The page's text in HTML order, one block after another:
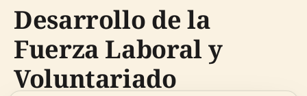
Desarrollo de la
Fuerza Laboral y
Voluntariado